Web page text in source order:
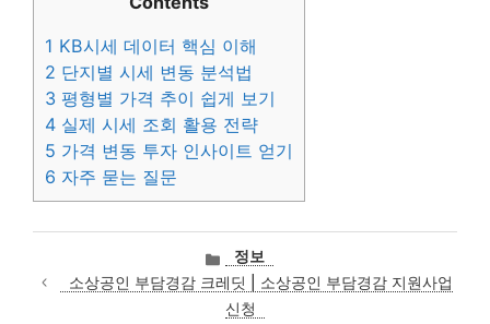
1 KB시세 데이터 핵심 이해
2 단지별 시세 변동 분석법
3 평형별 가격 추이 쉽게 보기
4 실제 시세 조회 활용 전략
5 가격 변동 투자 인사이트 얻기
6 자주 묻는 질문
카
테
고
리
정보
소상공인 부담경감 크레딧 | 소상공인 부담경감 지원사업
신청